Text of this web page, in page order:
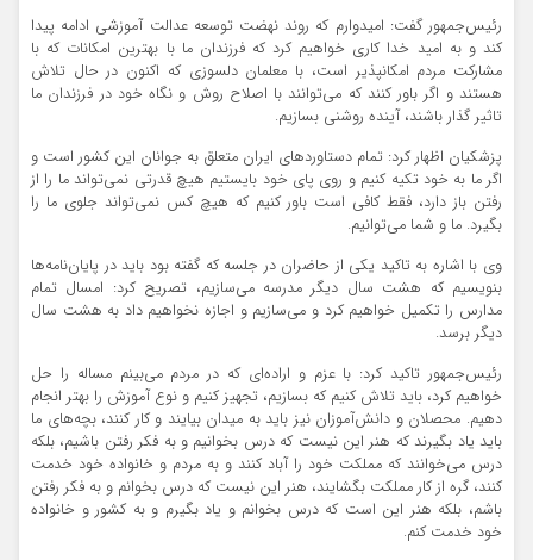
رئیس‌جمهور گفت: امیدوارم که روند نهضت توسعه عدالت آموزشی ادامه پیدا
کند و به امید خدا کاری خواهیم کرد که فرزندان ما با بهترین امکانات که با
مشارکت مردم امکانپذیر است، با معلمان دلسوزی که اکنون در حال تلاش
هستند و اگر باور کنند که می‌توانند با اصلاح روش و نگاه خود در فرزندان ما
تاثیر گذار باشند، آینده روشنی بسازیم.
پزشکیان اظهار کرد: تمام دستاوردهای ایران متعلق به جوانان این کشور است و
اگر ما به خود تکیه کنیم و روی پای خود بایستیم هیچ قدرتی نمی‌تواند ما را از
رفتن باز دارد، فقط کافی است باور کنیم که هیچ کس نمی‌تواند جلوی ما را
بگیرد. ما و شما می‌توانیم.
وی با اشاره به تاکید یکی از حاضران در جلسه که گفته بود باید در پایان‌نامه‌ها
بنویسیم که هشت سال دیگر مدرسه می‌سازیم، تصریح کرد: امسال تمام
مدارس را تکمیل خواهیم کرد و می‌سازیم و اجازه نخواهیم داد به هشت سال
دیگر برسد.
رئیس‌جمهور تاکید کرد: با عزم و اراده‌ای که در مردم می‌بینم مساله را حل
خواهیم کرد، باید تلاش کنیم که بسازیم، تجهیز کنیم و نوع آموزش را بهتر انجام
دهیم. محصلان و دانش‎‌آموزان نیز باید به میدان بیایند و کار کنند، بچه‌های ما
باید یاد بگیرند که هنر این نیست که درس بخوانیم و به فکر رفتن باشیم، بلکه
درس می‌خوانند که مملکت خود را آباد کنند و به مردم و خانواده خود خدمت
کنند، گره از کار مملکت بگشایند، هنر این نیست که درس بخوانم و به فکر رفتن
باشم، بلکه هنر این است که درس بخوانم و یاد بگیرم و به کشور و خانواده
خود خدمت کنم.